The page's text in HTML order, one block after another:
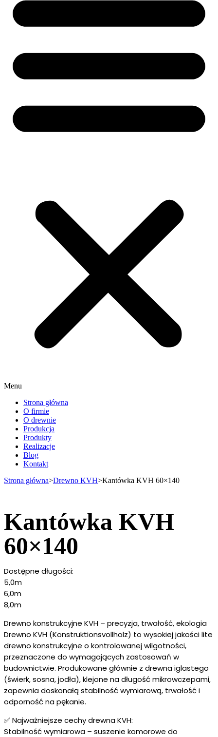
Menu
Strona główna
O firmie
O drewnie
Produkcja
Produkty
Realizacje
Blog
Kontakt
Strona główna>Drewno KVH>Kantówka KVH 60×140
Kantówka KVH
60×140
Dostępne długości:
5,0m
6,0m
8,0m
Drewno konstrukcyjne KVH – precyzja, trwałość, ekologia
Drewno KVH (Konstruktionsvollholz) to wysokiej jakości lite
drewno konstrukcyjne o kontrolowanej wilgotności,
przeznaczone do wymagających zastosowań w
budownictwie. Produkowane głównie z drewna iglastego
(świerk, sosna, jodła), klejone na długość mikrowczepami,
zapewnia doskonałą stabilność wymiarową, trwałość i
odporność na pękanie.
✅ Najważniejsze cechy drewna KVH:
Stabilność wymiarowa – suszenie komorowe do